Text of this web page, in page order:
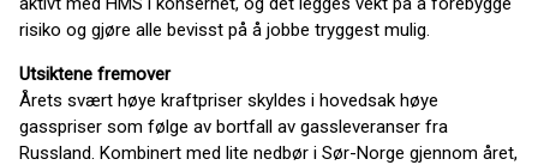
risiko og gjøre alle bevisst på å jobbe tryggest mulig.
Utsiktene fremover
Årets svært høye kraftpriser skyldes i hovedsak høye
gasspriser som følge av bortfall av gassleveranser fra
Russland. Kombinert med lite nedbør i Sør-Norge gjennom året,